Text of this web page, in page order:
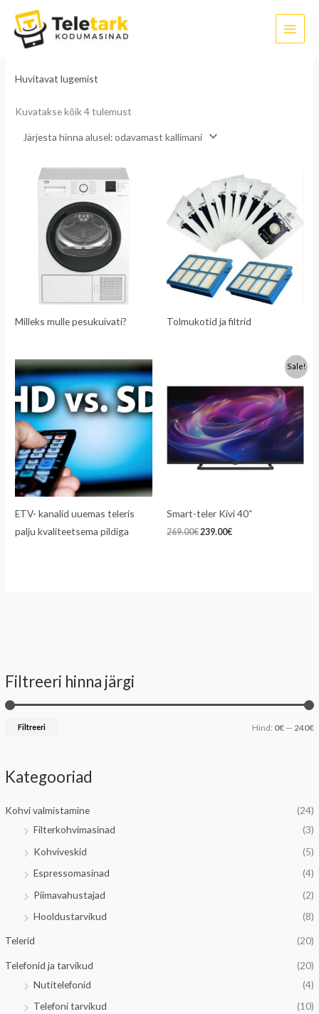
content
Filtreeri hinna järgi
e
h
i
n
d
n
e
h
i
n
Filtreeri Hind: 0€— 240€
Kategooriad
Kohvi valmistamine
(24)
Filterkohvimasinad
(3)
Kohviveskid
(5)
Espressomasinad
(4)
Piimavahustajad
(2)
Hooldustarvikud
(8)
Telerid (20)
Telefonid ja tarvikud
(20)
Nutitelefonid
(4)
Telefoni tarvikud
(10)
Huvitavat lugemist
Kuvatakse kõik 4 tulemust
Milleks mulle pesukuivati? Tolmukotid ja filtrid
ETV- kanalid uuemas teleris
palju kvaliteetsema pildiga
Sale!
Smart-teler Kivi 40“
269.00€
oli:
269.00€.
239.00€
on:
239.00€.